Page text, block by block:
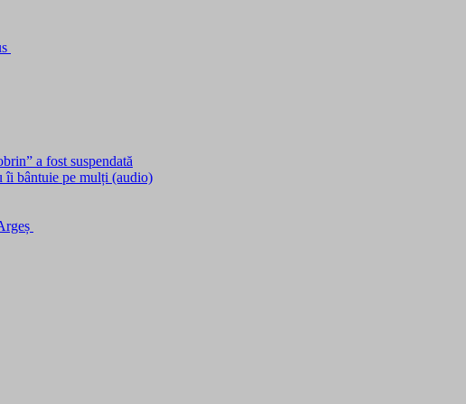
a fost suspendată
îi bântuie pe mulți (audio)